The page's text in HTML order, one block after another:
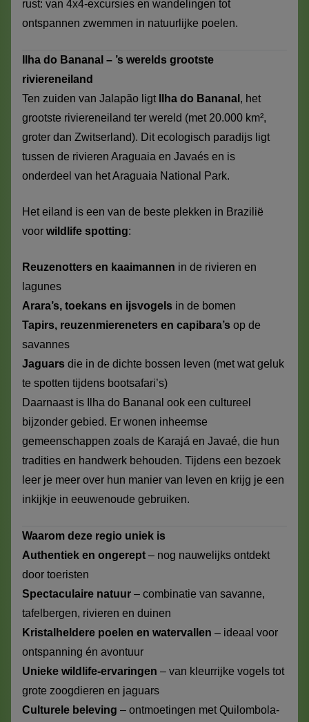
rust: van 4x4-excursies en wandelingen tot
ontspannen zwemmen in natuurlijke poelen.
Ilha do Bananal – ’s werelds grootste
riviereneiland
Ten zuiden van Jalapão ligt
Ilha do Bananal , het
grootste riviereneiland ter wereld (met 20.000 km²,
groter dan Zwitserland). Dit ecologisch paradijs ligt
tussen de rivieren Araguaia en Javaés en is
onderdeel van het Araguaia National Park.
Het eiland is een van de beste plekken in Brazilië
voor wildlife spotting:
Reuzenotters en kaaimannen in de rivieren en
lagunes
Arara’s, toekans en ijsvogels in de bomen
Tapirs, reuzenmiereneters en capibara’s op de
savannes
Jaguars die in de dichte bossen leven (met wat geluk
te spotten tijdens bootsafari’s)
Daarnaast is Ilha do Bananal ook een cultureel
bijzonder gebied. Er wonen inheemse
gemeenschappen zoals de Karajá en Javaé, die hun
tradities en handwerk behouden. Tijdens een bezoek
leer je meer over hun manier van leven en krijg je een
inkijkje in eeuwenoude gebruiken.
Waarom deze regio uniek is
Authentiek en ongerept – nog nauwelijks ontdekt
door toeristen
Spectaculaire natuur – combinatie van savanne,
tafelbergen, rivieren en duinen
Kristalheldere poelen en watervallen – ideaal voor
ontspanning én avontuur
Unieke wildlife-ervaringen – van kleurrijke vogels tot
grote zoogdieren en jaguars
Culturele beleving – ontmoetingen met Quilombola-